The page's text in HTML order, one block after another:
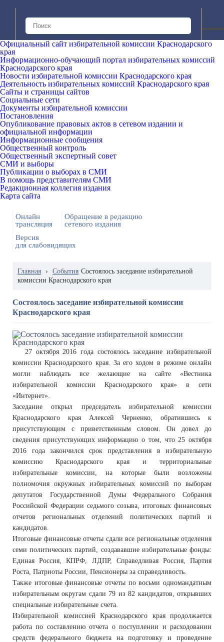
Официальный сайт избирательной комиссии Краснодарского
края
Информационно-обучающий портал избирательных комиссий
Краснодарского края
Новости избирательной комиссии Краснодарского края
Деятельность избирательных комиссий Краснодарского края
Сайты и страницы сайтов
Социальные сети
Документы избирательной комиссии
Постановления
Опубликование правовых актов в сетевом издании и
официальной информации
Информационные сообщения
Общественный контроль
Общественный экспертный совет
СМИ и выборы
Публикации о выборах в СМИ
В помощь представителям СМИ
Редакционная коллегия издания
Карта сайта
Онлайн
трансляция
Обращение в редакцию
сетевого издания
Версия
для слабовидящих
Главная › События Состоялось заседание избирательной
комиссии Краснодарского края
Состоялось заседание избирательной комиссии
Краснодарского края
27 октября 2016 года состоялось заседание избирательной
комиссии Краснодарского края. За его ходом в режиме онлайн
могли наблюдать все желающие на сайте «Вестника
избирательной комиссии Краснодарского края» в сети
«Интернет».
Заседание открыл председатель избирательной комиссии
Краснодарского края Алексей Черненко, обратившись к
присутствующим с приветственным словом. Он довел до
сведения присутствующих информацию о том, что 25 октября
2016 года закончился срок представления в избирательную
комиссию Краснодарского края и территориальные
избирательные комиссии, на которые были возложены
полномочия окружных избирательных комиссий по выборам
депутатов Государственной Думы Федерального Собрания
Российской Федерации седьмого созыва, итоговых финансовых
отчетов региональных отделений политических партий и
кандидатов.
Итоговые финансовые отчеты сдали все региональные отделения
семи политических партий, создававшие избирательные фонды:
Единая Россия, КПРФ, ЛДПР, Справедливая Россия, Партия
Роста, Патриоты России, Пенсионеры за справедливость.
Также итоговые финансовые отчеты по восьми одномандатным
избирательным округам сдали 79 из 82 кандидатов, открывших
специальные избирательные счета.
Избирательной комиссией Краснодарского края продолжается
работа по составлению отчета о поступлении и расходовании
средств федерального бюджета на подготовку и проведение